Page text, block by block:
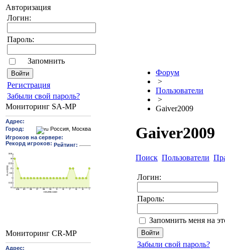
Авторизация
Логин:
Пароль:
Запомнить
Pегиcтрaция
Забыли свой пароль?
Мониторинг SA-MP
Мониторинг CR-MP
Форум
>
Пользователи
>
Gaiver2009
Gaiver2009
Поиск Пользователи
Логин:
Пароль:
Запомнить меня на
Забыли свой пароль?